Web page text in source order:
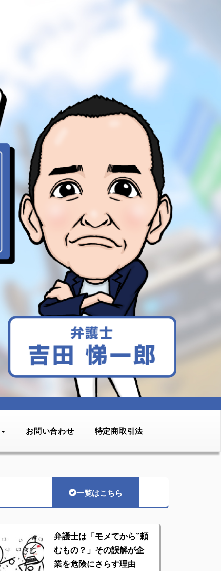
お問い合わせ 特定商取引法
一覧はこちら
弁護士は「モメてから”頼
むもの？」その誤解が企
業を危険にさらす理由